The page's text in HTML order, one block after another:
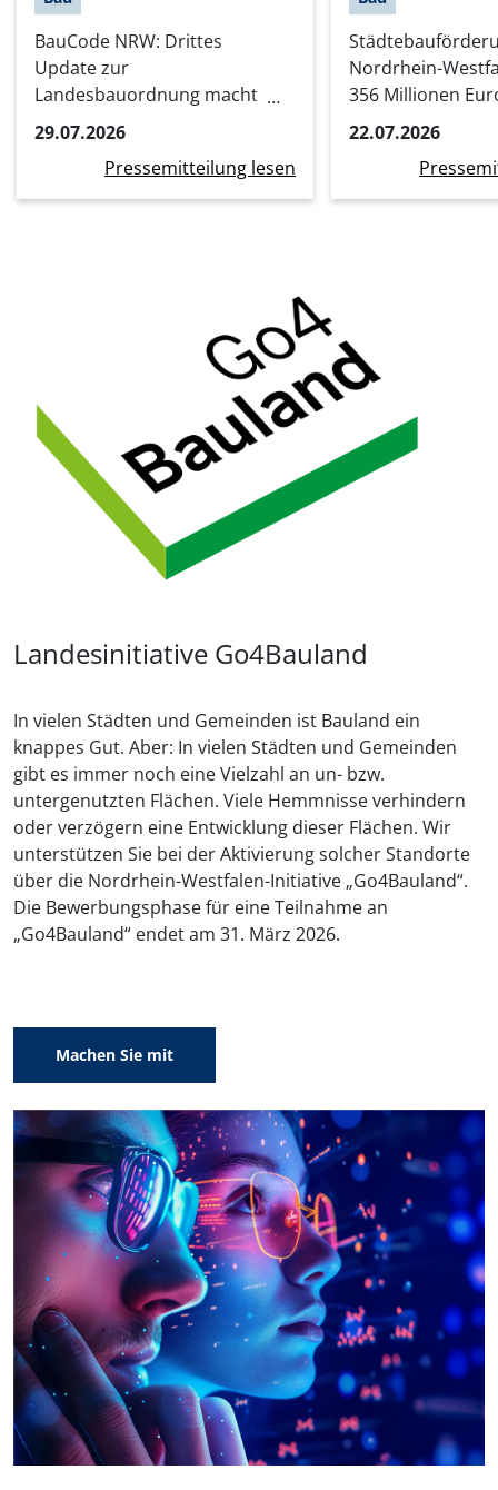
BauCode NRW: Drittes
Update zur
Landesbauordnung macht
Bauen einfacher, schneller
29.07.2026
Pressemitteilung lesen
Nordrhein-
356 Millionen
22.07.2026
Landesinitiative Go4Bauland
In vielen Städten und Gemeinden ist Bauland ein
knappes Gut. Aber: In vielen Städten und Gemeinden
gibt es immer noch eine Vielzahl an un- bzw.
untergenutzten Flächen. Viele Hemmnisse verhindern
oder verzögern eine Entwicklung dieser Flächen. Wir
unterstützen Sie bei der Aktivierung solcher Standorte
über die Nordrhein-Westfalen-Initiative „Go4Bauland“.
Die Bewerbungsphase für eine Teilnahme an
„Go4Bauland“ endet am 31. März 2026.
Machen Sie mit